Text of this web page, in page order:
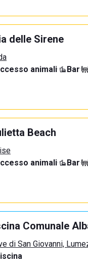
delle Sirene
animali· Bar·
Beach
animali· Bar·
Comunale
di San Giovanni,